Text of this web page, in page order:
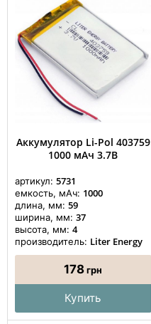
Аккумулятор Li-Pol 403759
1000 мАч 3.7В
артикул: 5731
емкость, мАч: 1000
длина, мм: 59
ширина, мм: 37
высота, мм: 4
производитель: Liter Energy
178грн
Купить